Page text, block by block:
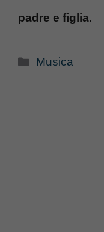
padre e figlia.
Categorie
Musica